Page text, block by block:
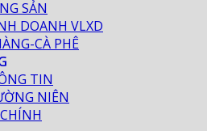
SẢN
DOANH VLXD
CÀ PHÊ
TIN
NIÊN